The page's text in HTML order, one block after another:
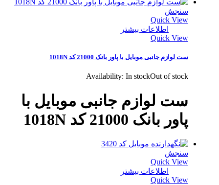
سنجش
Quick View
اطلاعات بیشتر
Quick View
ست لوازم جانبی موبایل با پاور بانک 21000 کد 1018N
Availability:In stockOut of stock
ست لوازم جانبی موبایل با
پاور بانک 21000 کد 1018N
سنجش
Quick View
اطلاعات بیشتر
Quick View